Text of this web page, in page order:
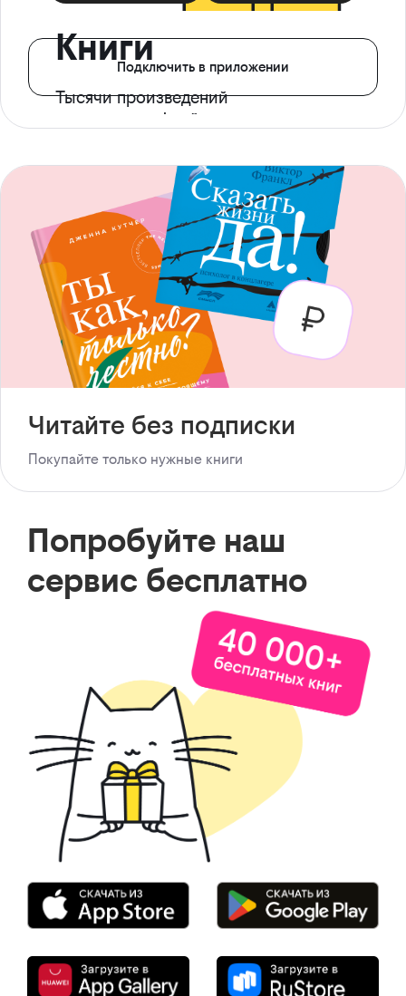
Книги
Тысячи произведений
с доступом офлайн
Подключить в приложении
Читайте без подписки
Покупайте только нужные книги
Попробуйте наш
сервис бесплатно